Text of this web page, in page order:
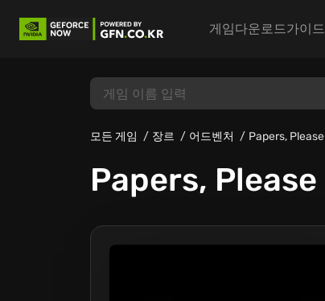
게임다운로드가이드
모든 게임 장르 어드벤처 Papers, Please
Papers, Please